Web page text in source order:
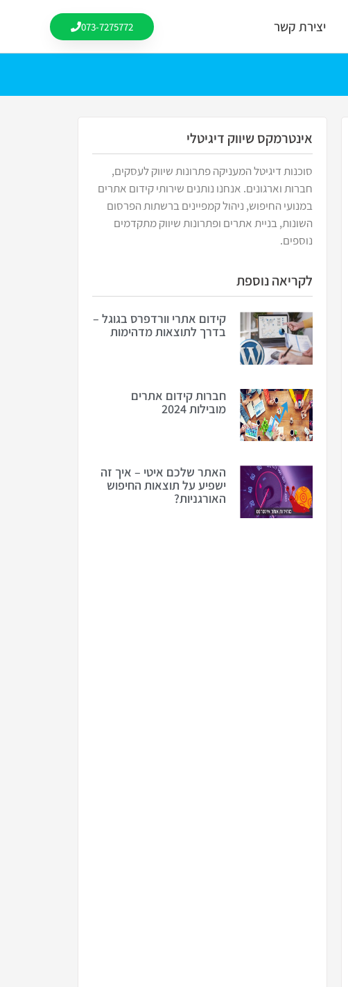
יצירת קשר 073-7275772
אינטרמקס שיווק דיגיטלי
סוכנות דיגיטל המעניקה פתרונות שיווק לעסקים,
חברות וארגונים. אנחנו נותנים שירותי קידום אתרים
במנועי החיפוש, ניהול קמפיינים ברשתות הפרסום
השונות, בניית אתרים ופתרונות שיווק מתקדמים
נוספים.
לקריאה נוספת
קידום אתרי וורדפרס בגוגל –
בדרך לתוצאות מדהימות
חברות קידום אתרים
מובילות 2024
האתר שלכם איטי – איך זה
ישפיע על תוצאות החיפוש
האורגניות?